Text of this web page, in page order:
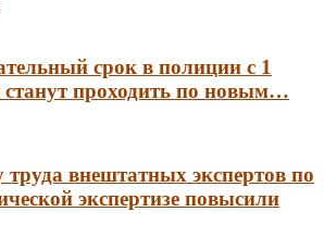
срок в полиции с 1
станут проходить по новым…
труда внештатных экспертов по
экспертизе повысили